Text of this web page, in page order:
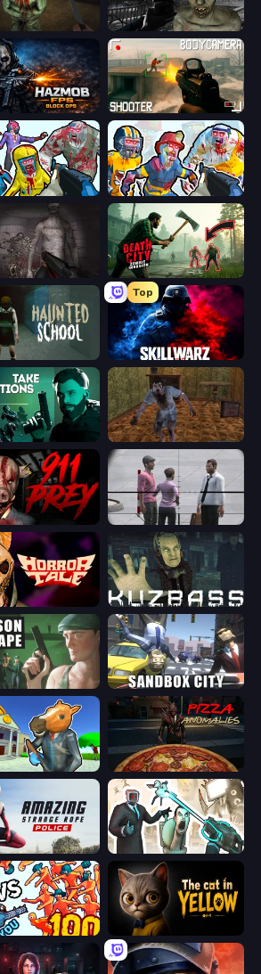
Shoot Your Nightmare: The Beginning C-Virus Game: Outbreak
Hazmob FPS: Online Shooter BodyCamera Shooter
Shooter Zombies Shooter: Part 2
Death City Zombie Invasion
School
Top
SkillWarz
Creepy Granny Scream: Scary Freddy
Tale Kuzbass Horror
Escape Sandbox City
3 Pizza Anomalies
Amazing Strange Rope Police Skibidi Toilets: Infection
Killer: You vs 100 The Cat in Yellow